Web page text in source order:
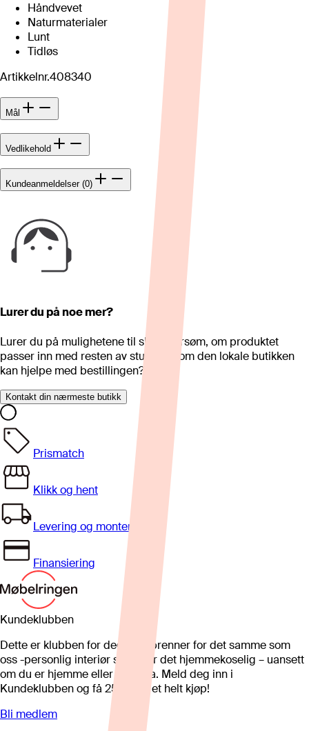
Håndvevet
Naturmaterialer
Lunt
Tidløs
Artikkelnr.408340
Mål
Vedlikehold
Kundeanmeldelser (0)
Lurer du på noe mer?
Lurer du på mulighetene til skreddersøm, om produktet
passer inn med resten av stua eller om den lokale butikken
kan hjelpe med bestillingen?
Kontakt din nærmeste butikk
Prismatch
Klikk og hent
Levering og montering
Finansiering
Kundeklubben
Dette er klubben for deg som brenner for det samme som
oss -personlig interiør som gjør det hjemmekoselig – uansett
om du er hjemme eller på hytta. Meld deg inn i
Kundeklubben og få 25%* på et helt kjøp!
Bli medlem